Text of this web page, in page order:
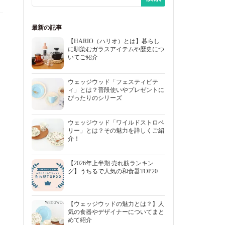
最新の記事
【HARIO（ハリオ）とは】暮らし
に馴染むガラスアイテムや歴史につ
いてご紹介
ウェッジウッド「フェスティビテ
ィ」とは？普段使いやプレゼントに
ぴったりのシリーズ
ウェッジウッド「ワイルドストロベ
リー」とは？その魅力を詳しくご紹
介！
【2026年上半期 売れ筋ランキン
グ】うちるで人気の和食器TOP20
【ウェッジウッドの魅力とは？】人
気の食器やデザイナーについてまと
めて紹介